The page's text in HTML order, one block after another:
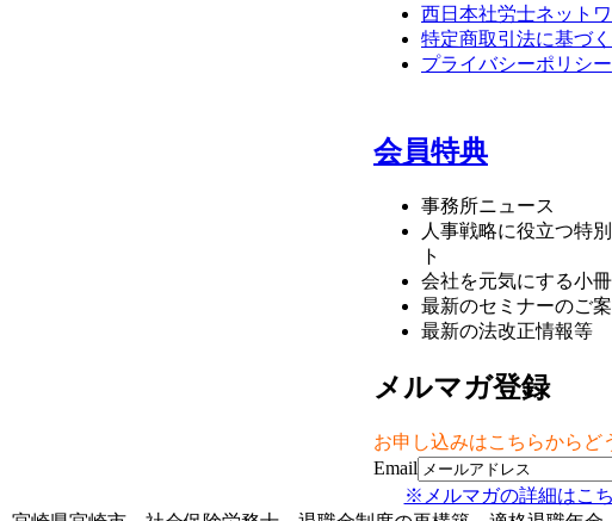
西日本社労士ネット
特定商取引法に基づ
プライバシーポリシー
会員特典
事務所ニュース
人事戦略に役立つ特
ト
会社を元気にする小
最新のセミナーのご
最新の法改正情報等
メルマガ登録
お申し込みはこちらからど
Email
※メルマガの詳細はこ